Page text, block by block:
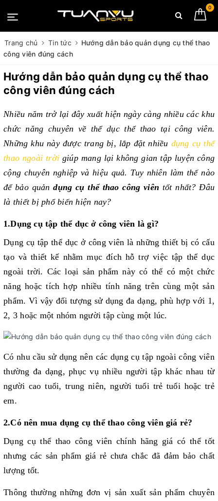
0
Trang chủ Tin tức
Hướng dẫn bảo quản dụng cụ thể thao
công viên đúng cách
Hướng dẫn bảo quản dụng cụ thể thao
công viên đúng cách
Nhiều năm trở lại đây xuất hiện ngày càng nhiều các khu
chức năng chuyên về thể dục thể thao tại công viên.
Những khu này được trang bị, lắp đặt nhiều dụng cụ thể
thao ngoài trời giúp mang lại không gian tập luyện công
cộng chuyên nghiệp và hiệu quả. Tuy nhiên làm thế nào
để bảo quản dụng cụ thể thao công viên tốt nhất? Đâu
là thiết bị phổ biến hiện nay?
1.Dụng cụ tập thể dục ở công viên là gì?
Dụng cụ tập thể dục ở công viên là những thiết bị có cấu
tạo và thiết kế nhằm mục đích hỗ trợ việc tập thể dục
ngoài trời. Các loại sản phẩm này có thể có một chức
năng hoặc tích hợp nhiều tính năng trên cùng một sản
phẩm. Vì vậy đối tượng sử dụng đa dạng, phù hợp với 1,
2, 3 hoặc một nhóm người tập cùng một lúc.
Có nhu cầu sử dụng nên các dụng cụ tập ngoài công viên
thường đa dạng, phục vụ nhiều người tập khác nhau từ
người cao tuổi, trung niên, người tuổi trẻ tuổi hoặc trẻ
em.
2.Có nên mua dụng cụ thể thao công viên giá rẻ?
Dụng cụ thể thao công viên chính hãng giá có thể tốt
nhưng các sản phẩm giá rẻ chưa chắc đã đảm bảo chất
lượng tốt.
Thông thường những đơn vị sản xuất sản phẩm chuyên